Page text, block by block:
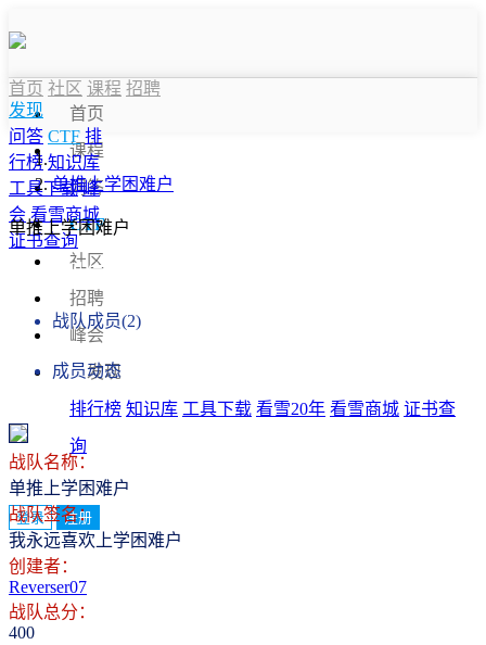
首页
课程
问答
CTF
社区
招聘
峰会
发现
排行榜 知识库 工具下载 看雪20年 看雪商城 证书查
询
登录 注册
首页 社区 课程 招聘
发现
问答 CTF 排
行榜 知识库
工具下载 峰
会 看雪商城
证书查询
单推上学困难户
单推上学困难户
战队信息
战队成员(2)
成员动态
战队名称：
单推上学困难户
战队签名：
我永远喜欢上学困难户
创建者：
Reverser07
战队总分：
400